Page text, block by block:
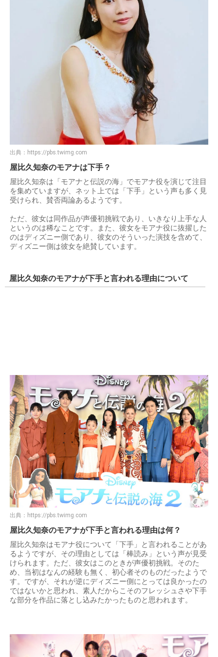
出典： https://pbs.twimg.com
屋比久知奈のモアナは下手？
屋比久知奈は「モアナと伝説の海」でモアナ役を演じて注目
を集めていますが、ネット上では「下手」という声も多く見
受けられ、賛否両論あるようです。
ただ、彼女は同作品が声優初挑戦であり、いきなり上手な人
というのは稀なことです。また、彼女をモアナ役に抜擢した
のはディズニー側であり、彼女のそういった演技を含めて、
ディズニー側は彼女を絶賛しています。
屋比久知奈のモアナが下手と言われる理由について
出典： https://pbs.twimg.com
屋比久知奈のモアナが下手と言われる理由は何？
屋比久知奈はモアナ役について「下手」と言われることがあ
るようですが、その理由としては「棒読み」という声が見受
けられます。ただ、彼女はこのときが声優初挑戦。そのた
め、当初はなんの経験も無く、初心者そのものだったようで
す。ですが、それが逆にディズニー側にとっては良かったの
ではないかと思われ、素人だからこそのフレッシュさや下手
な部分を作品に落とし込みたかったものと思われます。